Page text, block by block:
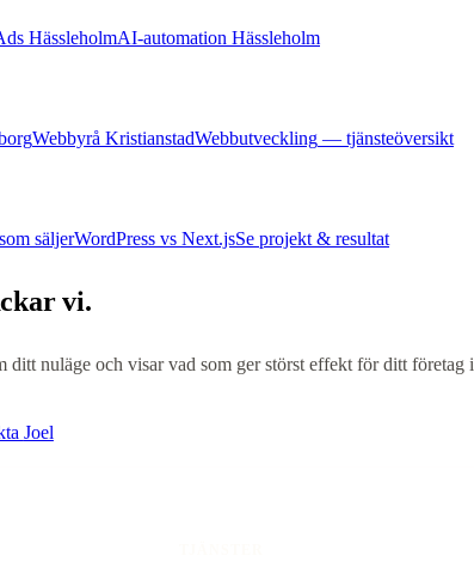
HässleholmAI-automation Hässleholm
Webbyrå KristianstadWebbutveckling — tjänsteöversikt
säljerWordPress vs Next.jsSe projekt & resultat
vi.
ditt nuläge och visar vad som ger störst effekt för ditt företag i
Joel